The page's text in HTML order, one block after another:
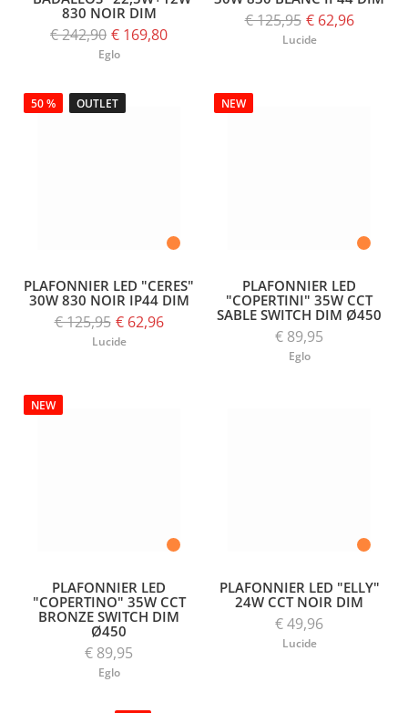
830 NOIR DIM
€ 242,90 € 169,80
Eglo
€ 125,95 € 62,96
Lucide
50 % OUTLET
PLAFONNIER LED "CERES"
30W 830 NOIR IP44 DIM
€ 125,95 € 62,96
Lucide
NEW
PLAFONNIER LED
"COPERTINI" 35W CCT
SABLE SWITCH DIM Ø450
€ 89,95
Eglo
NEW
PLAFONNIER LED
"COPERTINO" 35W CCT
BRONZE SWITCH DIM
Ø450
€ 89,95
Eglo
PLAFONNIER LED "ELLY"
24W CCT NOIR DIM
€ 49,96
Lucide